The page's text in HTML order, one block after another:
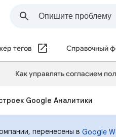
тегов Справочный
Как управлять согласием
Google Аналитики
перенесены в Google